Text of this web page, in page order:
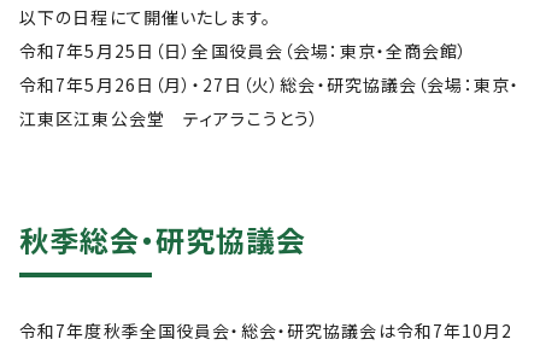
以下の日程にて開催いたします。
令和7年5月25日（日）全国役員会（会場：東京・全商会館）
令和7年5月26日（月）・27日（火）総会・研究協議会（会場：東京・
江東区江東公会堂 ティアラこうとう）
秋季総会・研究協議会
令和7年度秋季全国役員会・総会・研究協議会は令和7年10月2